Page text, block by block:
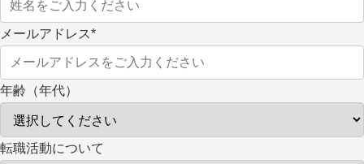
メールアドレス*
年齢（年代）
転職活動について